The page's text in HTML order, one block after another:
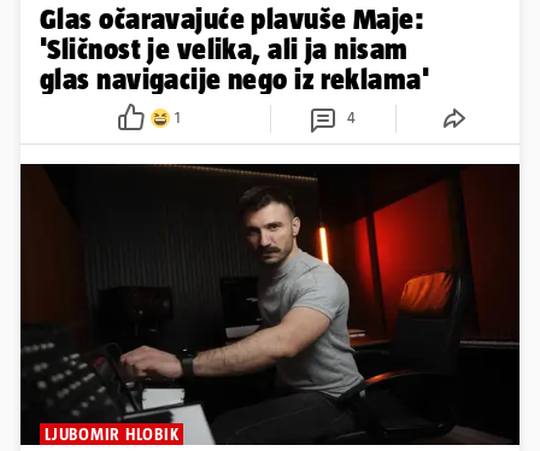
Glas očaravajuće plavuše Maje:
'Sličnost je velika, ali ja nisam
glas navigacije nego iz reklama'
1 4
LJUBOMIR HLOBIK